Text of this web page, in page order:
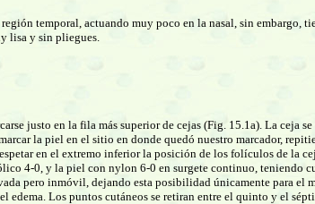
temporal, actuando muy poco en la nasal, sin embargo,
lisa y sin pliegues.
justo en la fila más superior de cejas (Fig. 15.1a). La ceja
la piel en el sitio en donde quedó nuestro marcador,
en el extremo inferior la posición de los folículos de la
4-0, y la piel con nylon 6-0 en surgete continuo, teniendo
pero inmóvil, dejando esta posibilidad únicamente para
Los puntos cutáneos se retiran entre el quinto y el